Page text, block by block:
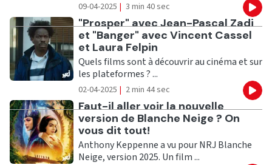
09-04-2025 | 3 min 40 sec
Ecouter
"Prosper" avec Jean-Pascal Zadi
et "Banger" avec Vincent Cassel
et Laura Felpin
Quels films sont à découvrir au cinéma et sur
les plateformes ? ...
02-04-2025 | 2 min 44 sec
Ecouter
Faut-il aller voir la nouvelle
version de Blanche Neige ? On
vous dit tout!
Anthony Keppenne a vu pour NRJ Blanche
Neige, version 2025. Un film ...